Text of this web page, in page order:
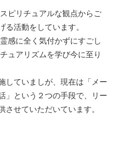
ピリチュアルな観点からご
る活動をしています。
感に全く気付かずにすごし
ュアリズムを学び今に至り
していましが、現在は「メー
」という２つの手段で、リー
させていただいています。